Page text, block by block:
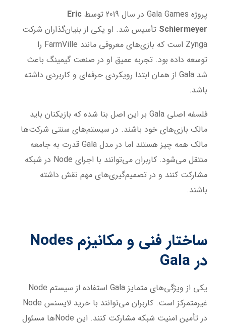
پروژه Gala Games در سال 2019 توسط
Eric
Schiermeyer تأسیس شد. او یکی از بنیان‌گذاران شرکت
Zynga است که بازی‌های معروفی مانند FarmVille را
توسعه داده بود. تجربه عمیق او در صنعت گیمینگ باعث
شد Gala از همان ابتدا رویکردی حرفه‌ای و کاربردی داشته
باشد.
فلسفه اصلی Gala بر این اصل بنا شده که بازیکنان باید
مالک بازی‌های خود باشند. در سیستم‌های سنتی شرکت‌ها
مالک همه چیز هستند اما در مدل Gala قدرت به جامعه
منتقل می‌شود. کاربران می‌توانند با اجرای Node در شبکه
مشارکت کنند و در تصمیم‌گیری‌های مهم نقش داشته
باشند.
ساختار فنی و مکانیزم Nodes
در
یکی از ویژگی‌های متمایز Gala استفاده از سیستم Node
غیرمتمرکز است. کاربران می‌توانند با خرید لایسنس Node
در تأمین امنیت شبکه مشارکت کنند. این Nodeها مسئول